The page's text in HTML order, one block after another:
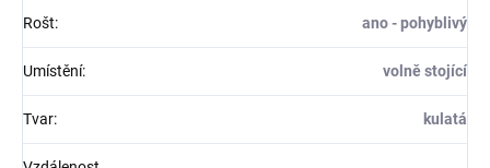
Rošt: ano - pohyblivý
Umístění: volně stojící
Tvar: kulatá